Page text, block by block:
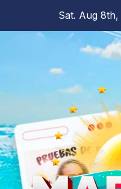
Sat. Aug 8th,